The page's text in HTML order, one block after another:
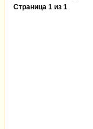
Страница 1 из 1